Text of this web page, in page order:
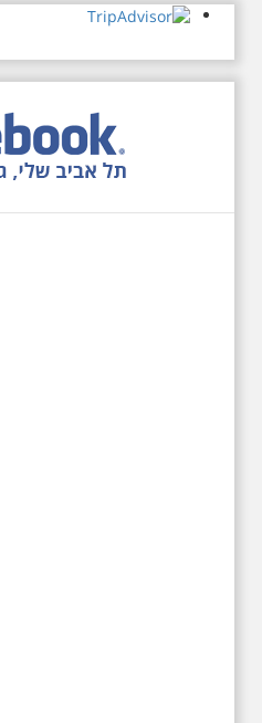
נכבשה ב"מבצע חמץ" והפכה